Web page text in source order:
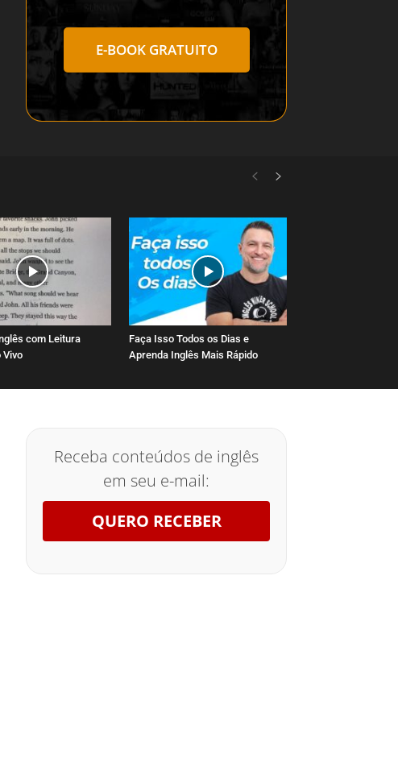
E-BOOK GRATUITO
com Leitura
Vivo
Faça Isso Todos os Dias e
Aprenda Inglês Mais Rápido
Receba conteúdos de inglês
em seu e-mail:
QUERO RECEBER